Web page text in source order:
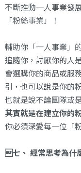
不斷推動一人事業發
「粉絲事業」！
輔助你「一人事業」
追隨你，討厭你的人
會選購你的商品或服
引，也可以說是你的
也就是說不論團隊或
其實就是在建立你的
你必須深愛每一位「
七、 經常思考為什